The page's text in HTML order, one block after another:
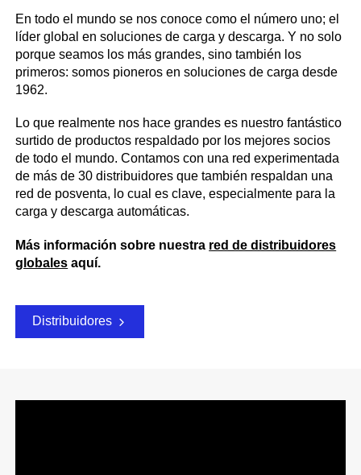
En todo el mundo se nos conoce como el número uno; el
líder global en soluciones de carga y descarga. Y no solo
porque seamos los más grandes, sino también los
primeros: somos pioneros en soluciones de carga desde
1962.
Lo que realmente nos hace grandes es nuestro fantástico
surtido de productos respaldado por los mejores socios
de todo el mundo. Contamos con una red experimentada
de más de 30 distribuidores que también respaldan una
red de posventa, lo cual es clave, especialmente para la
carga y descarga automáticas.
Más información sobre nuestra red de distribuidores
globales aquí.
Distribuidores